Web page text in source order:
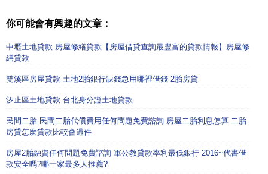
你可能會有興趣的文章：
中壢土地貸款 房屋修繕貸款【房屋借貸查詢最豐富的貸款情報】房屋修
繕貸款
雙溪區房屋貸款 土地2胎銀行缺錢急用哪裡借錢 2胎房貸
汐止區土地貸款 台北身分證土地貸款
民間二胎 民間二胎代償費用任何問題免費諮詢 房屋二胎利息怎算 二胎
房貸怎麼貸款比較會過件
房屋2胎融資任何問題免費諮詢 軍公教貸款率利最低銀行 2016~代書借
款安全嗎?哪一家最多人推薦?